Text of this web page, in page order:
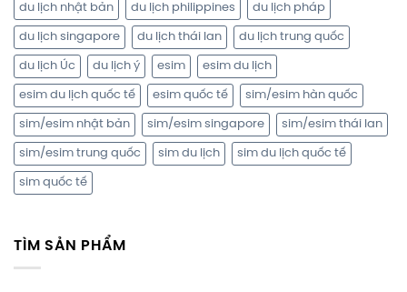
du lịch nhật bản du lịch philippines du lịch pháp
du lịch singapore du lịch thái lan du lịch trung quốc
du lịch Úc du lịch ý esim esim du lịch
esim du lịch quốc tế esim quốc tế sim/esim hàn quốc
sim/esim nhật bản sim/esim singapore sim/esim thái lan
sim/esim trung quốc sim du lịch sim du lịch quốc tế
sim quốc tế
TÌM SẢN PHẨM